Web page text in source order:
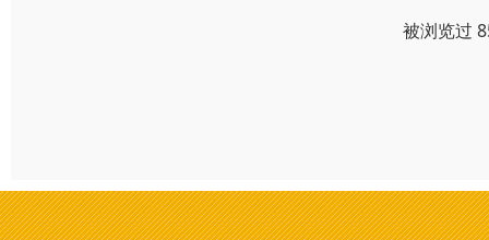
被浏览过